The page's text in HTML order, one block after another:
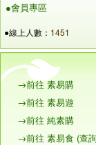
●會員專區
●線上人數： 1451
→前往 素易購
→前往 素易遊
→前往 純素購
→前往 素易食 (查